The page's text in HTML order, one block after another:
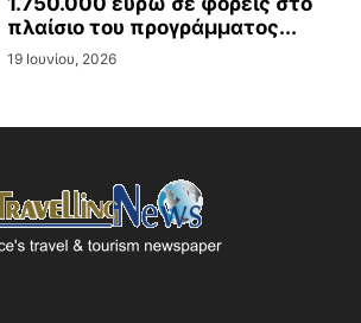
πλαίσιο του προγράμματος...
19 Ιουνίου, 2026